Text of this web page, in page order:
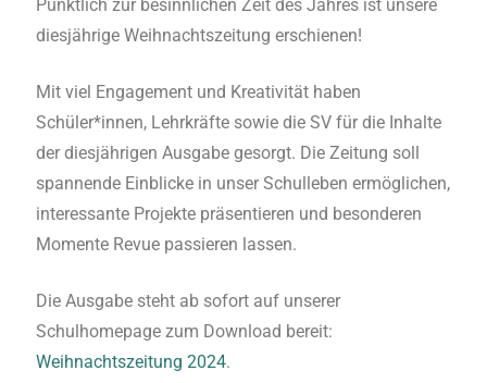
Pünktlich zur besinnlichen Zeit des Jahres ist unsere
diesjährige Weihnachtszeitung erschienen!
Mit viel Engagement und Kreativität haben
Schüler*innen, Lehrkräfte sowie die SV für die Inhalte
der diesjährigen Ausgabe gesorgt. Die Zeitung soll
spannende Einblicke in unser Schulleben ermöglichen,
interessante Projekte präsentieren und besonderen
Momente Revue passieren lassen.
Die Ausgabe steht ab sofort auf unserer
Schulhomepage zum Download bereit:
Weihnachtszeitung 2024.